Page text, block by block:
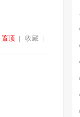
收藏
置顶